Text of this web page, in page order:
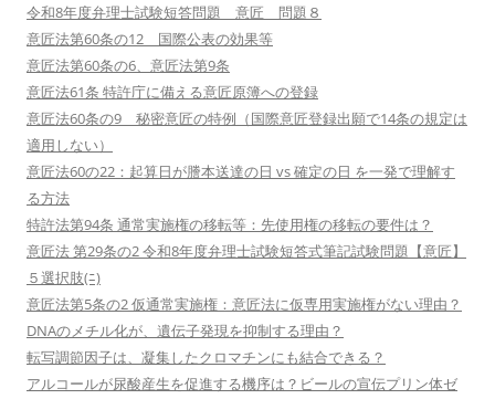
令和8年度弁理士試験短答問題 意匠 問題８
意匠法第60条の12 国際公表の効果等
意匠法第60条の6、意匠法第9条
意匠法61条 特許庁に備える意匠原簿への登録
意匠法60条の9 秘密意匠の特例（国際意匠登録出願で14条の規定は
適用しない）
意匠法60の22：起算日が謄本送達の日 vs 確定の日 を一発で理解す
る方法
特許法第94条 通常実施権の移転等：先使用権の移転の要件は？
意匠法 第29条の2 令和8年度弁理士試験短答式筆記試験問題【意匠】
５選択肢(ﾆ)
意匠法第5条の2 仮通常実施権：意匠法に仮専用実施権がない理由？
DNAのメチル化が、遺伝子発現を抑制する理由？
転写調節因子は、凝集したクロマチンにも結合できる？
アルコールが尿酸産生を促進する機序は？ビールの宣伝プリン体ゼ